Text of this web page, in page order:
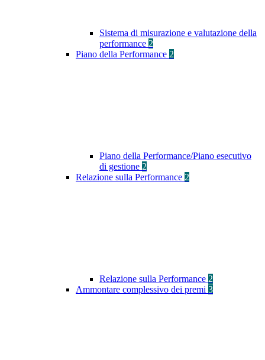
Sistema di misurazione e valutazione della
performance 2
Piano della Performance 2
Piano della Performance/Piano esecutivo
di gestione 2
Relazione sulla Performance 2
Relazione sulla Performance 2
Ammontare complessivo dei premi 3